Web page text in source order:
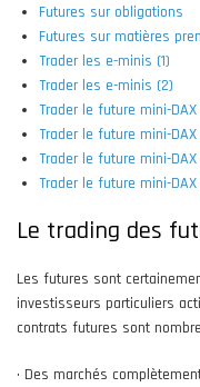
Futures sur obligations
Futures sur matières
Trader les e-minis (1)
Trader les e-minis (2)
Trader le future mini-DAX
Trader le future mini-DAX
Trader le future mini-DAX
Trader le future mini-
Le trading des
Les futures sont
investisseurs particuliers
contrats futures sont
• Des marchés